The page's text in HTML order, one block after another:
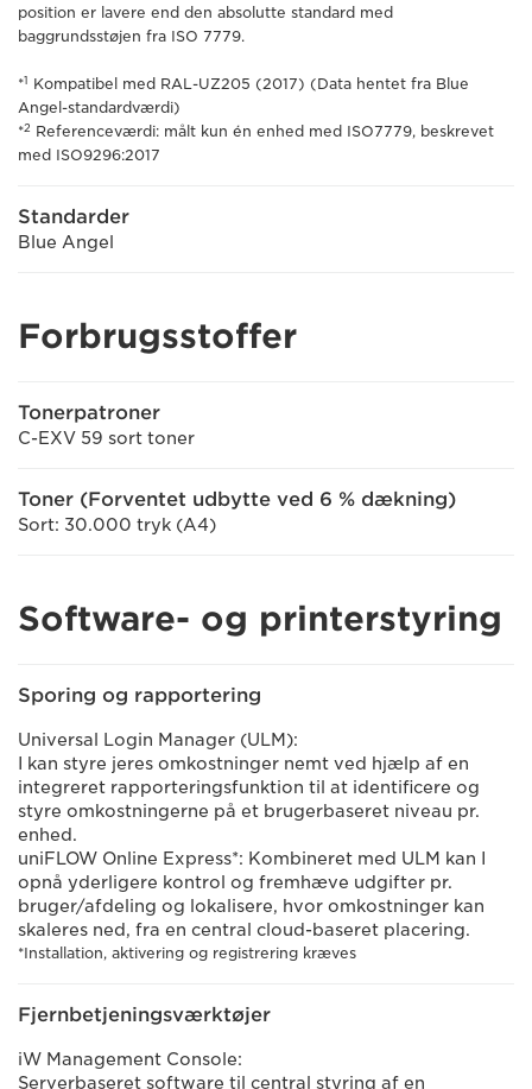
position er lavere end den absolutte standard med
baggrundsstøjen fra ISO 7779.
*1 Kompatibel med RAL-UZ205 (2017) (Data hentet fra Blue
Angel-standardværdi)
*2 Referenceværdi: målt kun én enhed med ISO7779, beskrevet
med ISO9296:2017
Standarder
Blue Angel
Forbrugsstoffer
Tonerpatroner
C-EXV 59 sort toner
Toner (Forventet udbytte ved 6 % dækning)
Sort: 30.000 tryk (A4)
Software- og printerstyring
Sporing og rapportering
Universal Login Manager (ULM):
I kan styre jeres omkostninger nemt ved hjælp af en
integreret rapporteringsfunktion til at identificere og
styre omkostningerne på et brugerbaseret niveau pr.
enhed.
uniFLOW Online Express*: Kombineret med ULM kan I
opnå yderligere kontrol og fremhæve udgifter pr.
bruger/afdeling og lokalisere, hvor omkostninger kan
skaleres ned, fra en central cloud-baseret placering.
*Installation, aktivering og registrering kræves
Fjernbetjeningsværktøjer
iW Management Console:
Serverbaseret software til central styring af en